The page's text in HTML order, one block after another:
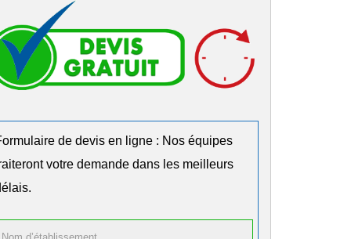
de devis en ligne : Nos équipes
votre demande dans les meilleurs